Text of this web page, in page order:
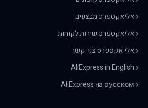
אליאקספרס מבצעים
אליאקספרס שירות לקוחות
אלי אקספרס צור קשר
AliExpress in English
AliExpress на русском